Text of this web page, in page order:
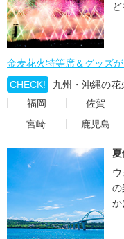
金麦花火特等席＆グッズ
CHECK!
九州・沖縄の花
福岡
佐賀
宮崎
鹿児島
夏
の
か